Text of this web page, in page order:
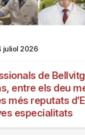
juliol 2026
de
entre els deu
més reputats
especialitats